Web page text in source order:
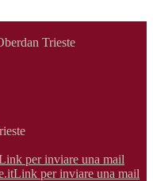
Trieste
per inviare una mail
Link per inviare una mail